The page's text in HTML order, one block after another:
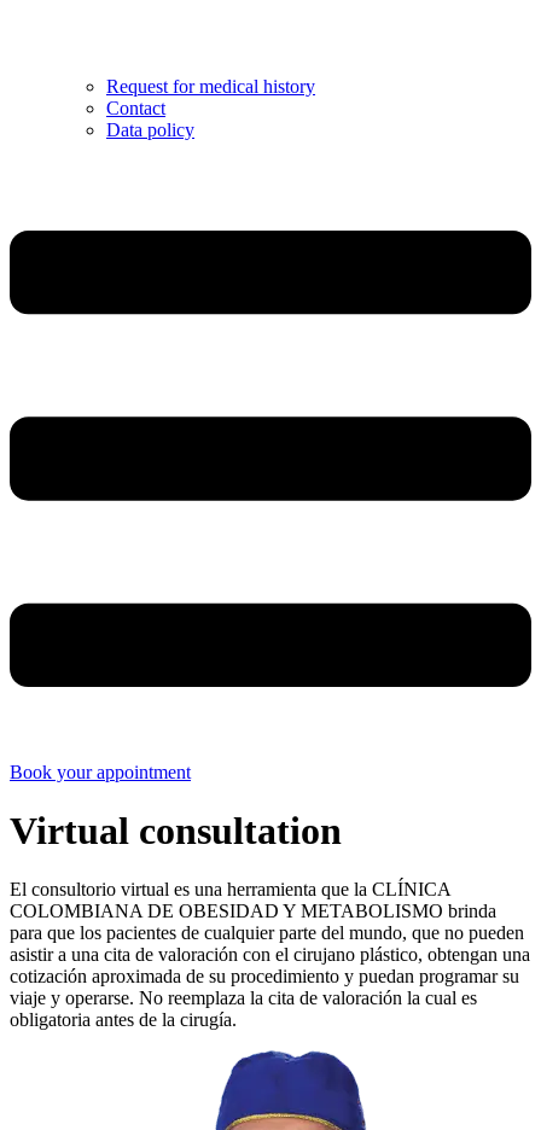
Request for medical history
Contact
Data policy
Book your appointment
Virtual consultation
El consultorio virtual es una herramienta que la CLÍNICA
COLOMBIANA DE OBESIDAD Y METABOLISMO brinda
para que los pacientes de cualquier parte del mundo, que no pueden
asistir a una cita de valoración con el cirujano plástico, obtengan una
cotización aproximada de su procedimiento y puedan programar su
viaje y operarse. No reemplaza la cita de valoración la cual es
obligatoria antes de la cirugía.